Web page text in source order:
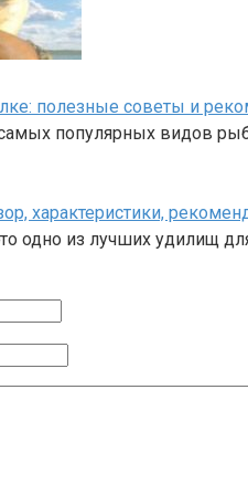
полезные советы и
популярных видов
характеристики,
одно из лучших удилищ